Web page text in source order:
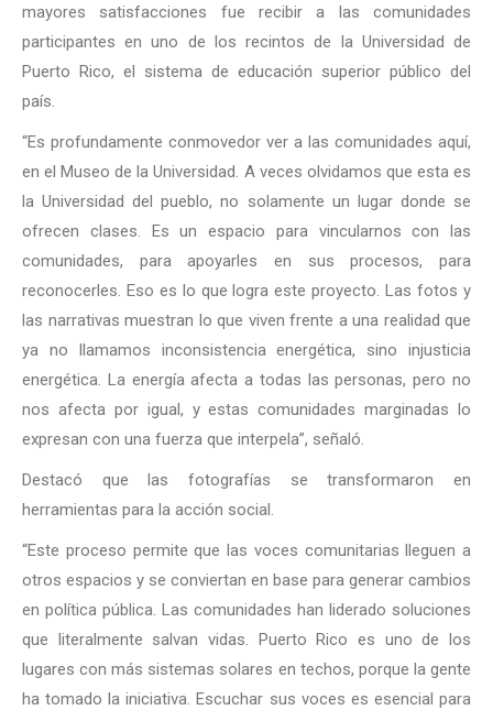
mayores satisfacciones fue recibir a las comunidades
participantes en uno de los recintos de la Universidad de
Puerto Rico, el sistema de educación superior público del
país.
“Es profundamente conmovedor ver a las comunidades aquí,
en el Museo de la Universidad. A veces olvidamos que esta es
la Universidad del pueblo, no solamente un lugar donde se
ofrecen clases. Es un espacio para vincularnos con las
comunidades, para apoyarles en sus procesos, para
reconocerles. Eso es lo que logra este proyecto. Las fotos y
las narrativas muestran lo que viven frente a una realidad que
ya no llamamos inconsistencia energética, sino injusticia
energética. La energía afecta a todas las personas, pero no
nos afecta por igual, y estas comunidades marginadas lo
expresan con una fuerza que interpela”, señaló.
Destacó que las fotografías se transformaron en
herramientas para la acción social.
“Este proceso permite que las voces comunitarias lleguen a
otros espacios y se conviertan en base para generar cambios
en política pública. Las comunidades han liderado soluciones
que literalmente salvan vidas. Puerto Rico es uno de los
lugares con más sistemas solares en techos, porque la gente
ha tomado la iniciativa. Escuchar sus voces es esencial para